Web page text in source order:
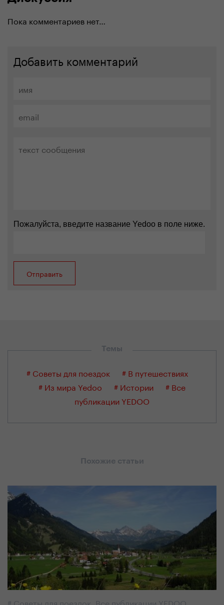
Пока комментариев нет…
Добавить комментарий
Пожалуйста, введите название Yedoo в поле ниже.
Темы
# Советы для поездок
# В путешествиях
# Из мира Yedoo
# Истории
# Все
публикации YEDOO
Похожие статьи
# Советы для поездок Все публикации YEDOO